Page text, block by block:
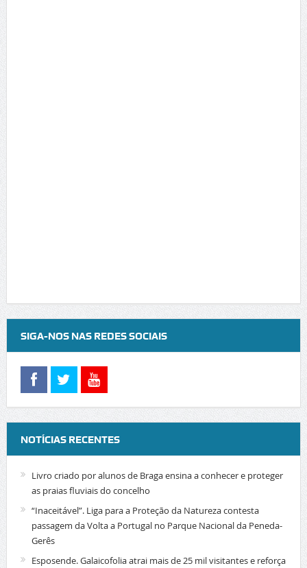
SIGA-NOS NAS REDES SOCIAIS
NOTÍCIAS RECENTES
Livro criado por alunos de Braga ensina a conhecer e proteger
as praias fluviais do concelho
“Inaceitável”. Liga para a Proteção da Natureza contesta
passagem da Volta a Portugal no Parque Nacional da Peneda-
Gerês
Esposende. Galaicofolia atrai mais de 25 mil visitantes e reforça